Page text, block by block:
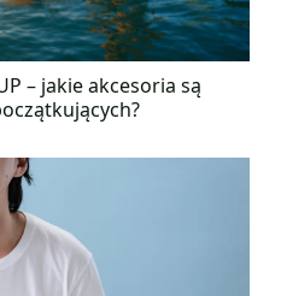
– jakie akcesoria są